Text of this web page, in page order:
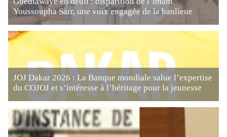
Youssoupha Sarr, une voix engagée de la banlieue
JOJ Dakar 2026 : La Banque mondiale salue l’expertise
du COJOJ et s’intéresse à l’héritage pour la jeunesse